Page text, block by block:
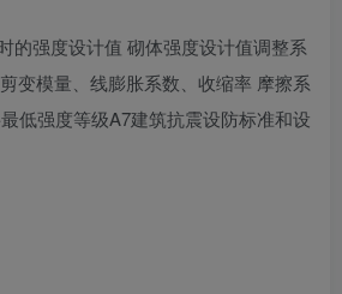
的强度设计值 砌体强度设计值调整系
变模量、线膨胀系数、收缩率 摩擦系
低强度等级A7建筑抗震设防标准和设